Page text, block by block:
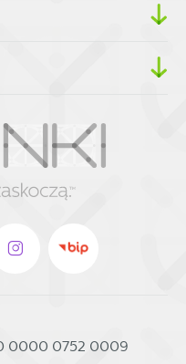
0000 0752 0009